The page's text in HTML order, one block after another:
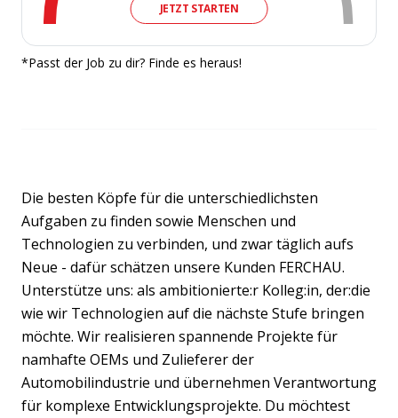
JETZT STARTEN
*Passt der Job zu dir? Finde es heraus!
Die besten Köpfe für die unterschiedlichsten
Aufgaben zu finden sowie Menschen und
Technologien zu verbinden, und zwar täglich aufs
Neue - dafür schätzen unsere Kunden FERCHAU.
Unterstütze uns: als ambitionierte:r Kolleg:in, der:die
wie wir Technologien auf die nächste Stufe bringen
möchte. Wir realisieren spannende Projekte für
namhafte OEMs und Zulieferer der
Automobilindustrie und übernehmen Verantwortung
für komplexe Entwicklungsprojekte. Du möchtest